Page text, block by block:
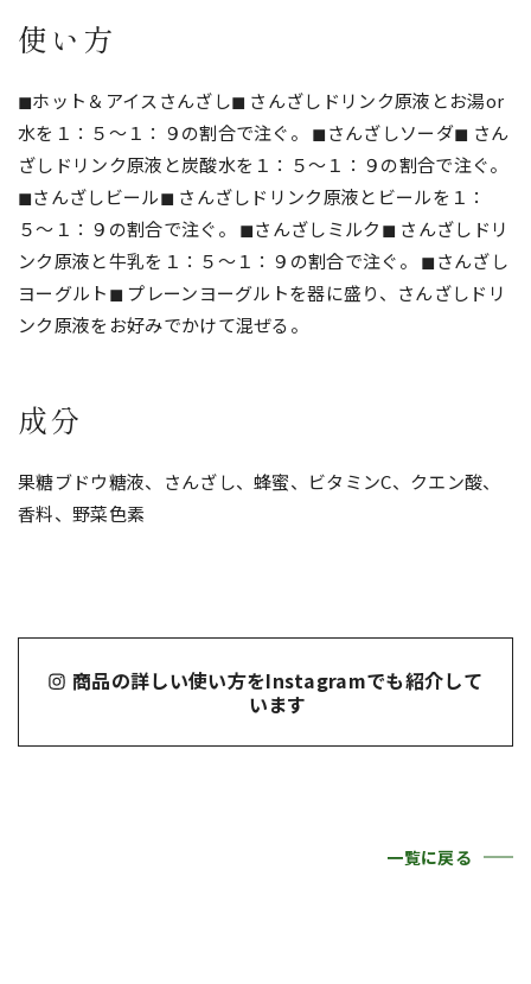
使い方
◼︎ホット＆アイスさんざし◼︎ さんざしドリンク原液とお湯or
水を１：５〜１：９の割合で注ぐ。 ◼︎さんざしソーダ◼︎ さん
ざしドリンク原液と炭酸水を１：５〜１：９の割合で注ぐ。
◼︎さんざしビール◼︎ さんざしドリンク原液とビールを１：
５〜１：９の割合で注ぐ。 ◼︎さんざしミルク◼︎ さんざしドリ
ンク原液と牛乳を１：５〜１：９の割合で注ぐ。 ◼︎さんざし
ヨーグルト◼︎ プレーンヨーグルトを器に盛り、さんざしドリ
ンク原液をお好みでかけて混ぜる。
成分
果糖ブドウ糖液、さんざし、蜂蜜、ビタミンC、クエン酸、
香料、野菜色素
商品の詳しい使い方をInstagramでも紹介して
います
一覧に戻る